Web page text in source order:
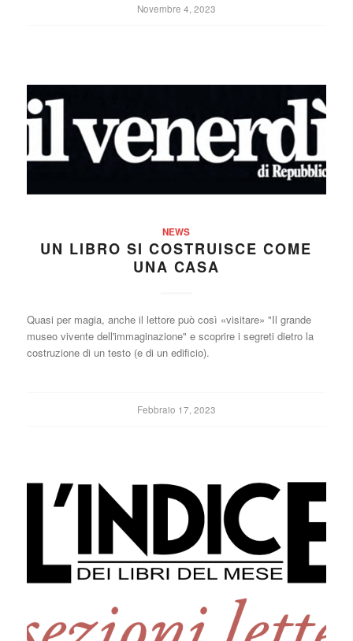
Novembre 4, 2023
NEWS
UN LIBRO SI COSTRUISCE COME
UNA CASA
Quasi per magia, anche il lettore può così «visitare» "Il grande
museo vivente dell'immaginazione" e scoprire i segreti dietro la
costruzione di un testo (e di un edificio).
Febbraio 17, 2023